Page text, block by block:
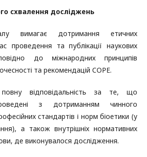
схвалення досліджень
вимагає дотримання етичних
проведення та публікації наукових
до міжнародних принципів
та рекомендацій COPE.
відповідальність за те, що
з дотриманням чинного
стандартів і норм біоетики (у
а також внутрішніх нормативних
де виконувалося дослідження.